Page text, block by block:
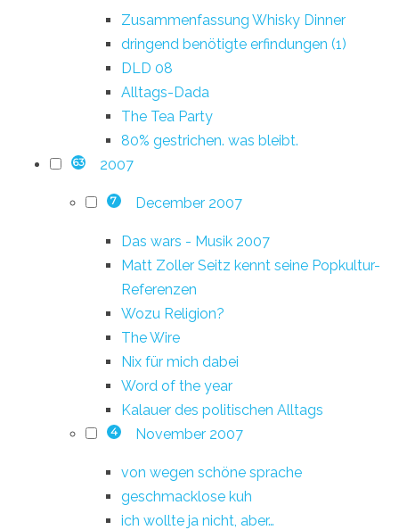
Zusammenfassung Whisky Dinner
dringend benötigte erfindungen (1)
DLD 08
Alltags-Dada
The Tea Party
80% gestrichen. was bleibt.
63 2007
7 December 2007
Das wars - Musik 2007
Matt Zoller Seitz kennt seine Popkultur-
Referenzen
Wozu Religion?
The Wire
Nix für mich dabei
Word of the year
Kalauer des politischen Alltags
4 November 2007
von wegen schöne sprache
geschmacklose kuh
ich wollte ja nicht, aber…